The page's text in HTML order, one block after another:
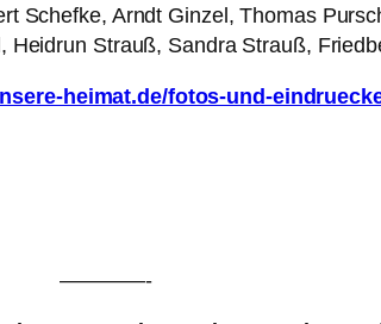
Schefke, Arndt Ginzel, Thomas
Strauß, Sandra Strauß,
heimat.de/fotos-und-
————-